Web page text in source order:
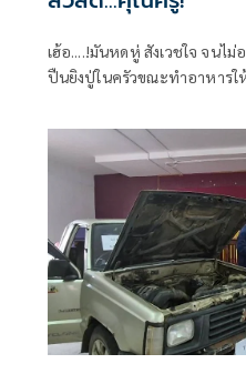
เฮ้อ....!มันหดหู่ สังเวชใจ จนไม่
ปืนยิงปู่ในครัวขณะทำอาหาร